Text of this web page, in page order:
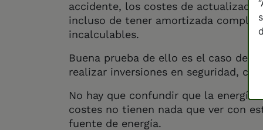
accidente, los costes de
incluso de tener amortizada
incalculables.
Buena prueba de ello es el caso de
realizar inversiones en seguridad,
No hay que confundir que la energía
costes no tienen nada que ver con
fuente de energía.